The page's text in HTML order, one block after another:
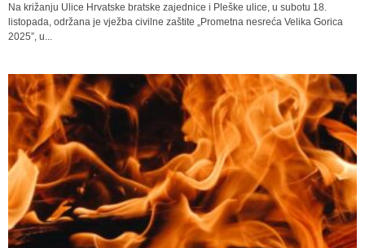
Na križanju Ulice Hrvatske bratske zajednice i Pleške ulice, u subotu 18.
listopada, održana je vježba civilne zaštite „Prometna nesreća Velika Gorica
2025”, u...